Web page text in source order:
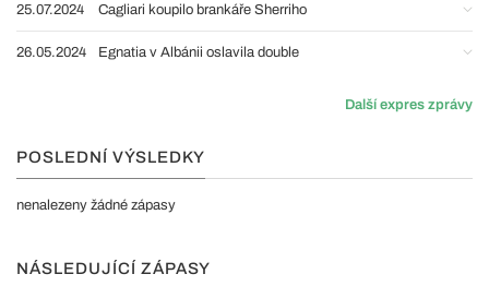
25.07.2024 Cagliari koupilo brankáře Sherriho
26.05.2024 Egnatia v Albánii oslavila double
Další expres zprávy
POSLEDNÍ VÝSLEDKY
nenalezeny žádné zápasy
NÁSLEDUJÍCÍ ZÁPASY